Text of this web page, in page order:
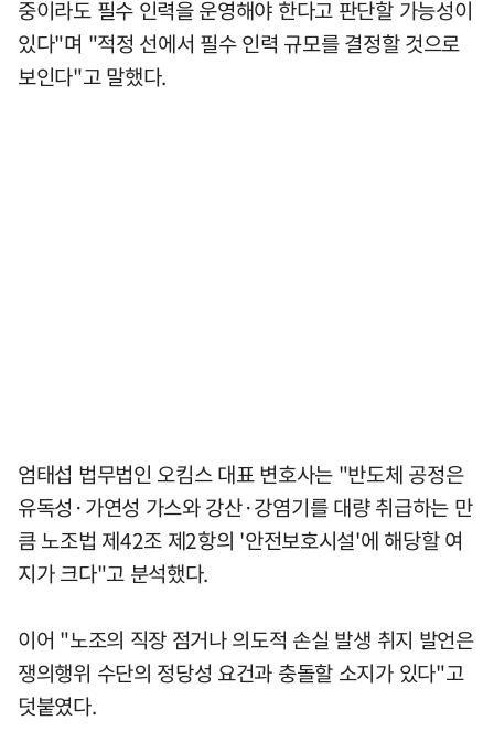
중이라도 필수 인력을 운영해야 한다고 판단할 가능성이
있다"며 "적정 선에서 필수 인력 규모를 결정할 것으로
보인다"고 말했다.
엄태섭 법무법인 오킴스 대표 변호사는 "반도체 공정은
유독성·가연성 가스와 강산·강염기를 대량 취급하는 만
큼 노조법 제42조 제2항의 '안전보호시설'에 해당할 여
지가 크다"고 분석했다.
이어 "노조의 직장 점거나 의도적 손실 발생 취지 발언은
쟁의행위 수단의 정당성 요건과 충돌할 소지가 있다"고
덧붙였다.